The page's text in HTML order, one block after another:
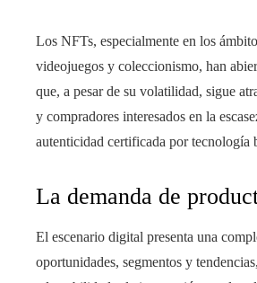
Los NFTs, especialmente en los
videojuegos y coleccionismo, han
que, a pesar de su volatilidad, sigue
y compradores interesados en la
autenticidad certificada por tecnología
La demanda de
El escenario digital presenta una
oportunidades, segmentos y